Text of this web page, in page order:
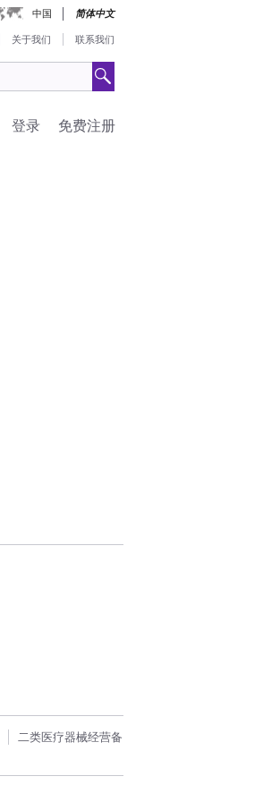
中国 简体中文
关于我们 联系我们
免费注册
登录
二类医疗器械经营备